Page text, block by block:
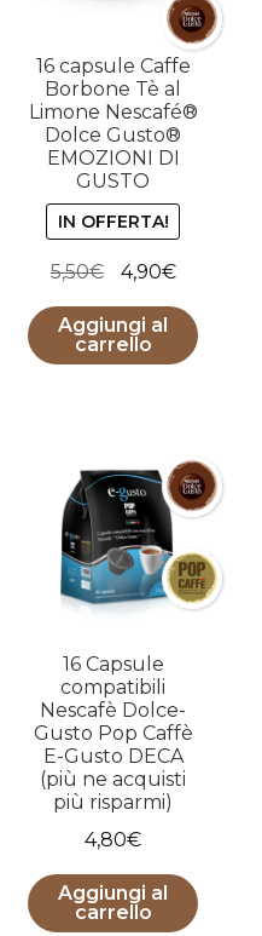
16 capsule Caffe
Borbone Tè al
Limone Nescafé®
Dolce Gusto®
EMOZIONI DI
GUSTO
IN OFFERTA!
5,50€
originale
era:
4,90€Il
attuale
è:
Aggiungi al
carrello
16 Capsule
compatibili
Nescafè Dolce-
Gusto Pop Caffè
E-Gusto DECA
(più ne acquisti
più risparmi)
4,80€
Aggiungi al
carrello